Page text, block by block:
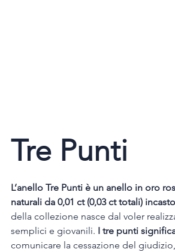
Tre Punti
L’anello Tre Punti è un anello in oro
naturali da 0,01 ct (0,03 ct totali)
della collezione nasce dal voler
semplici e giovanili. I tre punti
comunicare la cessazione del